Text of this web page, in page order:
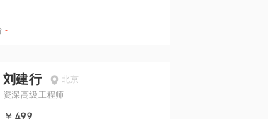
-
刘建行
北京
资深高级工程师